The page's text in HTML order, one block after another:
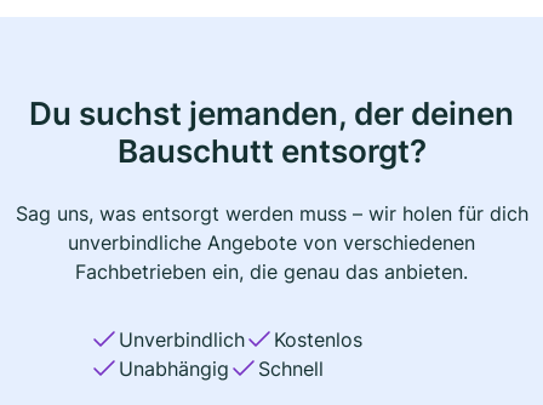
Du suchst jemanden, der deinen
Bauschutt entsorgt?
Sag uns, was entsorgt werden muss – wir holen für dich
unverbindliche Angebote von verschiedenen
Fachbetrieben ein, die genau das anbieten.
Unverbindlich
Kostenlos
Unabhängig
Schnell